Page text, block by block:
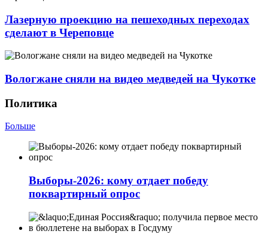
Лазерную проекцию на пешеходных переходах
сделают в Череповце
Вологжане сняли на видео медведей на Чукотке
Политика
Больше
Выборы-2026: кому отдает победу
поквартирный опрос